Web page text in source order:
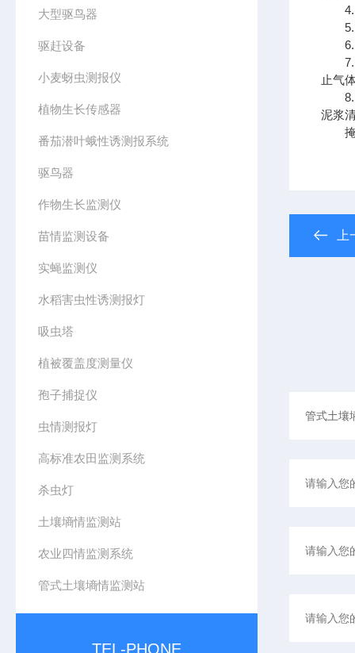
大型驱鸟器
驱赶设备
小麦蚜虫测报仪
植物生长传感器
番茄潜叶蛾性诱测报系统
驱鸟器
作物生长监测仪
苗情监测设备
实蝇监测仪
水稻害虫性诱测报灯
吸虫塔
植被覆盖度测量仪
孢子捕捉仪
虫情测报灯
高标准农田监测系统
杀虫灯
土壤墒情监测站
农业四情监测系统
管式土壤墒情监测站
TEL-PHONE
4.
5.
6.
7.将
止气
8.当
泥浆
掩埋